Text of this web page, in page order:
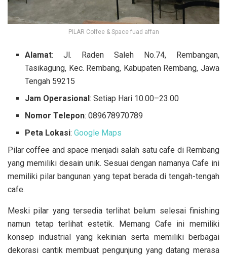
PILAR Coffee & Space fuad affan
Alamat: Jl. Raden Saleh No.74, Rembangan,
Tasikagung, Kec. Rembang, Kabupaten Rembang, Jawa
Tengah 59215
Jam Operasional: Setiap Hari 10.00–23.00
Nomor Telepon: 089678970789
Peta Lokasi:Google Maps
Pilar coffee and space menjadi salah satu cafe di Rembang
yang memiliki desain unik. Sesuai dengan namanya Cafe ini
memiliki pilar bangunan yang tepat berada di tengah-tengah
cafe.
Meski pilar yang tersedia terlihat belum selesai finishing
namun tetap terlihat estetik. Memang Cafe ini memiliki
konsep industrial yang kekinian serta memiliki berbagai
dekorasi cantik membuat pengunjung yang datang merasa